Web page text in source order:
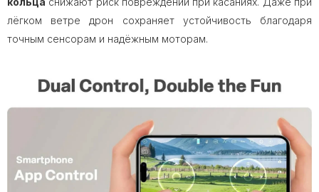
лёгком ветре дрон сохраняет устойчивость благодаря
точным сенсорам и надёжным моторам.